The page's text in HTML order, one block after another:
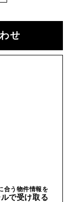
せ
合う物件情報を
ルで受け取る